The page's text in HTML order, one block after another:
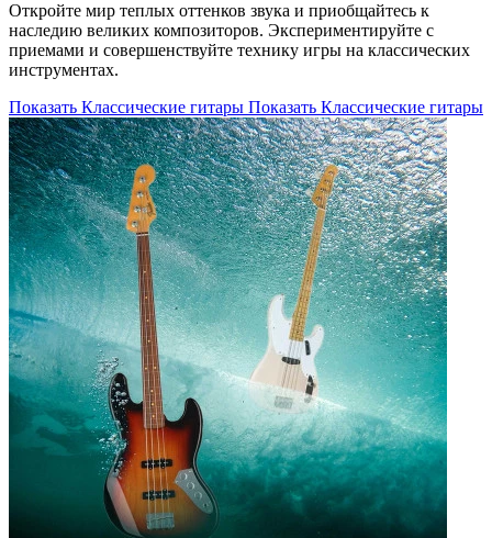
Откройте мир теплых оттенков звука и приобщайтесь к
наследию великих композиторов. Экспериментируйте с
приемами и совершенствуйте технику игры на классических
инструментах.
Показать Классические гитары Показать Классические гитары